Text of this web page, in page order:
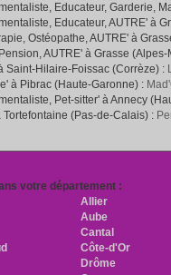
Educateur, Garderie,
Educateur, AUTRE' à
Ostéopathe, AUTRE' à
AUTRE' à Grasse (Alpes-
Saint-Hilaire-Foissac (Corrèze) :
à Pibrac (Haute-Garonne) :
Pet-sitter' à Annecy
(Pas-de-Calais) :
votre département :
Allier
Aube
Cantal
Côte-d'Or
Drôme